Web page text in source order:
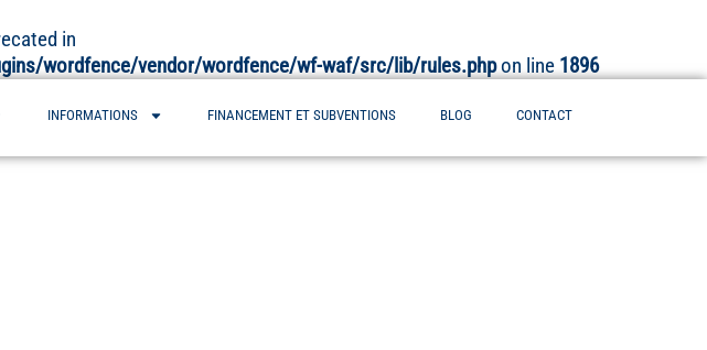
in
wordfence/vendor/wordfence/wf-waf/src/lib/rules.phpon line 1896
INFORMATIONS FINANCEMENT ET SUBVENTIONS BLOG CONTACT